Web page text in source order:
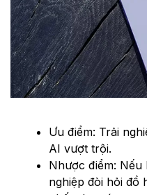
Ưu điểm: Trải
AI vượt trội.
Nhược điểm: Nếu
nghiệp đòi hỏi đồ